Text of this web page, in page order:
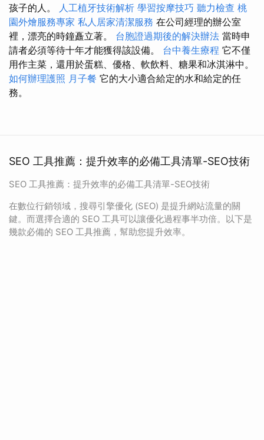
孩子的人。 人工植牙技術解析 學習按摩技巧 聽力檢查 桃
園外燴服務專家 私人居家清潔服務 在公司經理的辦公室
裡，漂亮的時鐘矗立著。 台胞證過期後的解決辦法 當時申
請者必須等待十年才能獲得該設備。 台中養生療程 它不僅
用作主菜，還用於蛋糕、優格、軟飲料、糖果和冰淇淋中。
如何辦理護照 月子餐 它的大小適合給定的水和給定的任
務。
SEO 工具推薦：提升效率的必備工具清單-SEO技術
SEO 工具推薦：提升效率的必備工具清單-SEO技術
在數位行銷領域，搜尋引擎優化 (SEO) 是提升網站流量的關
鍵。而選擇合適的 SEO 工具可以讓優化過程事半功倍。以下是
幾款必備的 SEO 工具推薦，幫助您提升效率。